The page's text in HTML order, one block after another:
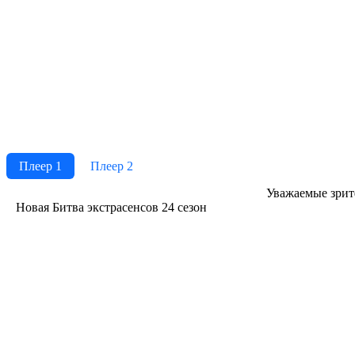
Плеер 1
Плеер 2
Ува­жае­мые
Новая Битва экстрасенсов 24 сезон